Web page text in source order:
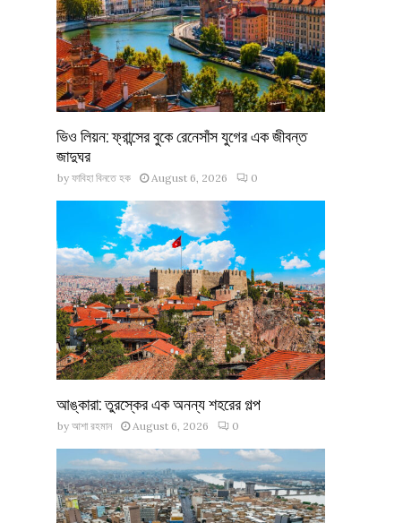
ভিও লিয়ন: ফ্রান্সের বুকে রেনেসাঁস যুগের এক জীবন্ত
জাদুঘর
by ফাবিহা বিনতে হক August 6, 2026 0
আঙ্কারা: তুরস্কের এক অনন্য শহরের গল্প
by আশা রহমান August 6, 2026 0